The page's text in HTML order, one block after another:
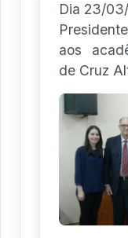
Dia 23/
aos
de Cruz